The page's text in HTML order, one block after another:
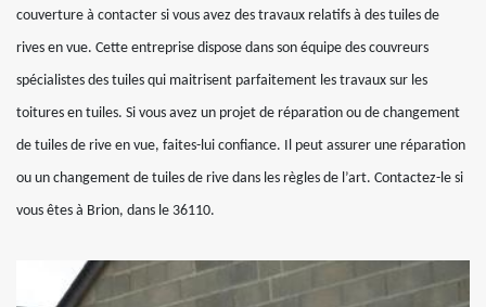
couverture à contacter si vous avez des travaux relatifs à des tuiles de
rives en vue. Cette entreprise dispose dans son équipe des couvreurs
spécialistes des tuiles qui maitrisent parfaitement les travaux sur les
toitures en tuiles. Si vous avez un projet de réparation ou de changement
de tuiles de rive en vue, faites-lui confiance. Il peut assurer une réparation
ou un changement de tuiles de rive dans les règles de l’art. Contactez-le si
vous êtes à Brion, dans le 36110.